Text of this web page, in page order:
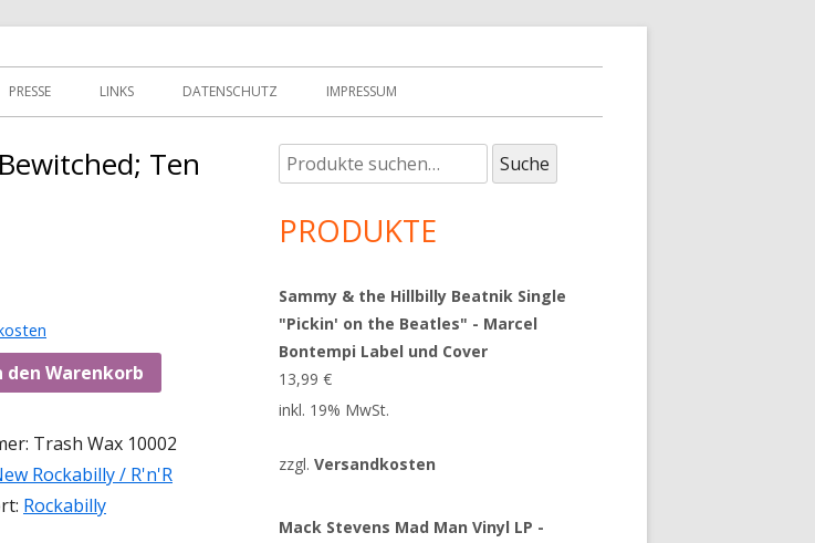
PRESSE LINKS DATENSCHUTZ IMPRESSUM
Ten
den Warenkorb
Trash Wax 10002
Rockabilly / R'n'R
Rockabilly
Haupt-
Seitenleiste
Suche
nach:
Suche
PRODUKTE
Sammy & the Hillbilly Beatnik Single
"Pickin' on the Beatles" - Marcel
Bontempi Label und Cover
13,99€
inkl. 19% MwSt.
zzgl.Versandkosten
Mack Stevens Mad Man Vinyl LP -